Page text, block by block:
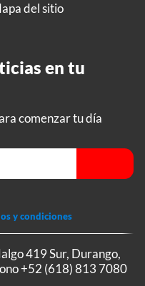
del sitio
en tu
comenzar tu día
y condiciones
419 Sur, Durango,
+52 (618) 813 7080